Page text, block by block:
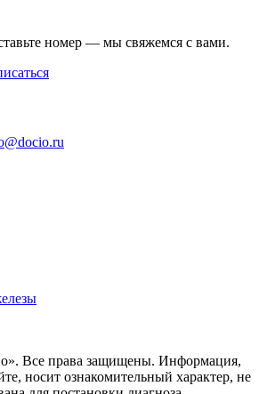
номер — мы свяжемся с вами.
Все права защищены. Информация,
носит ознакомительный характер, не